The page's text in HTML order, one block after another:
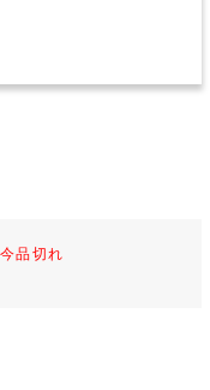
品切れ